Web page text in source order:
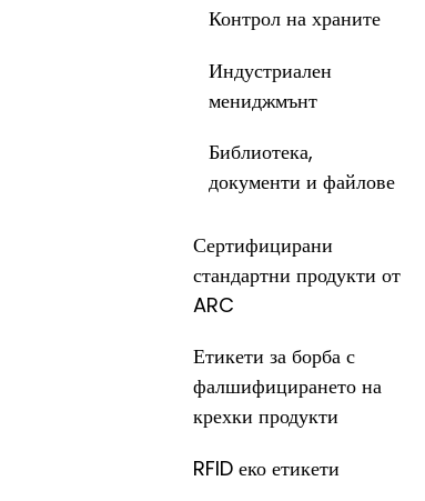
Контрол на храните
Индустриален
мениджмънт
Библиотека,
документи и файлове
Сертифицирани
стандартни продукти от
ARC
Етикети за борба с
фалшифицирането на
крехки продукти
RFID еко етикети